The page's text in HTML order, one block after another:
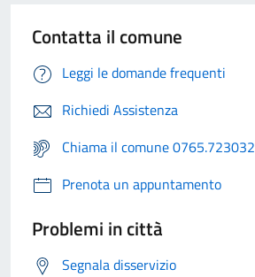
Contatta il comune
Leggi le domande frequenti
Richiedi Assistenza
Chiama il comune 0765.723032
Prenota un appuntamento
Problemi in città
Segnala disservizio